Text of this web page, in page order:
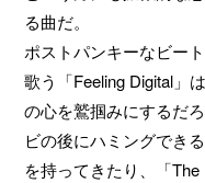
る曲だ。
ポストパンキーなビー
歌う「Feeling Digital」
の心を鷲掴みにするだ
ビの後にハミングでき
を持ってきたり、「